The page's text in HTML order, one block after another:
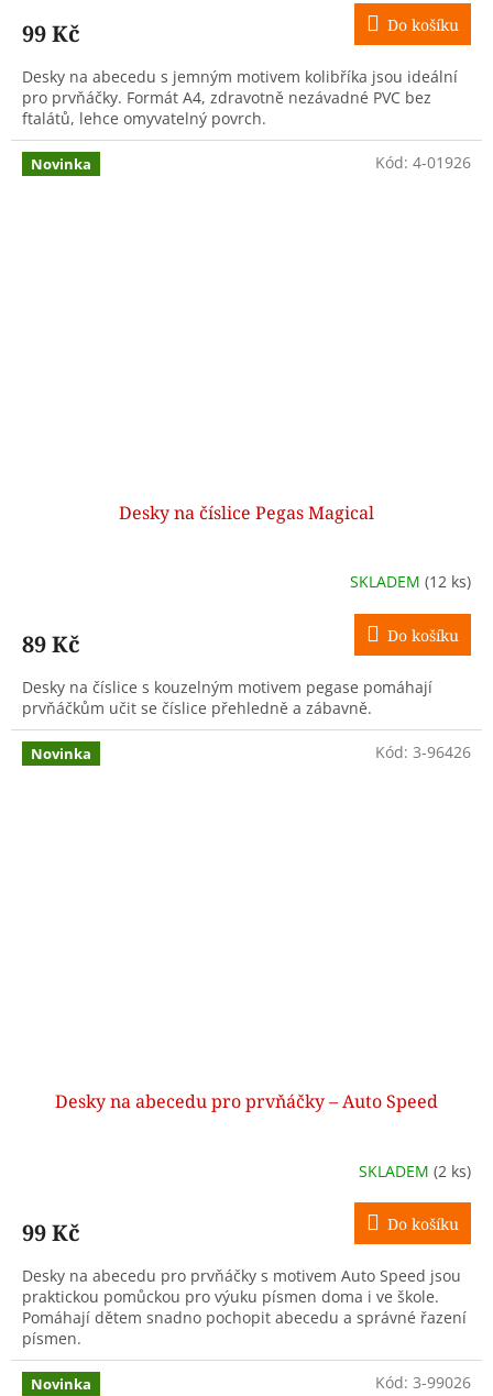
99 Kč Do košíku
Desky na abecedu s jemným motivem kolibříka jsou ideální
pro prvňáčky. Formát A4, zdravotně nezávadné PVC bez
ftalátů, lehce omyvatelný povrch.
Novinka
Desky na číslice Pegas Magical
SKLADEM (12 ks)
89 Kč Do košíku
Desky na číslice s kouzelným motivem pegase pomáhají
prvňáčkům učit se číslice přehledně a zábavně.
Kód: 4-01926
Novinka
Desky na abecedu pro prvňáčky – Auto Speed
SKLADEM (2 ks)
99 Kč Do košíku
Desky na abecedu pro prvňáčky s motivem Auto Speed jsou
praktickou pomůckou pro výuku písmen doma i ve škole.
Pomáhají dětem snadno pochopit abecedu a správné řazení
písmen.
Kód: 3-96426
Novinka Kód: 3-99026